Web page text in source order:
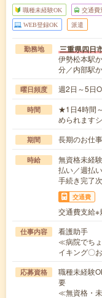
職種未経験OK 交通費
WEB登録OK 派遣
勤務地 三重県四日
伊勢松本駅
分／内部駅
曜日頻度 週2日～5日
時間
★1日4時間
められます
期間 長期のお仕
時給
無資格未経
払い／週払
手続き完了
交通費
交通費支給※
仕事内容
看護助手
≪病院でち
イキング〇
応募資格
職種未経験
要
≪無資格・